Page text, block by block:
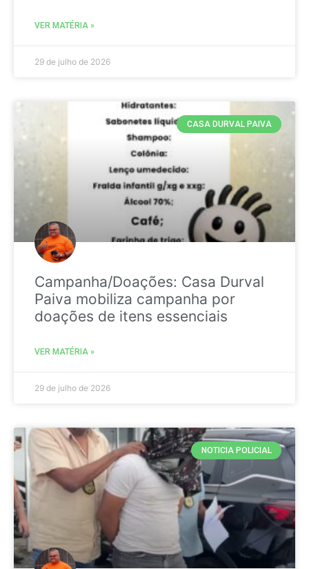
VER MATÉRIA »
29 de julho de 2026
CASA DURVAL PAIVA
Campanha/Doações: Casa Durval
Paiva mobiliza campanha por
doações de itens essenciais
VER MATÉRIA »
29 de julho de 2026
NOTICIA POLICIAL